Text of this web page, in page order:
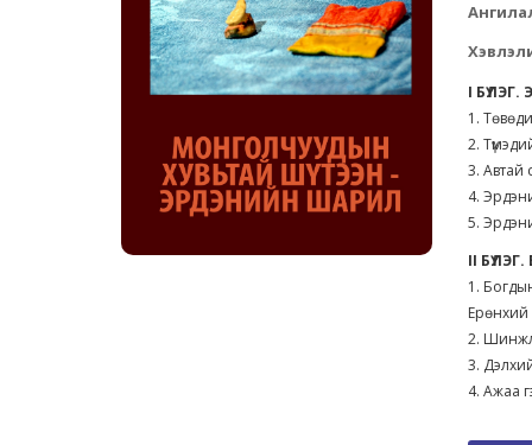
I
1.
2.
3.
4.
5.
II
1.
Ерөнхий
2.
3.
4. Ажаа